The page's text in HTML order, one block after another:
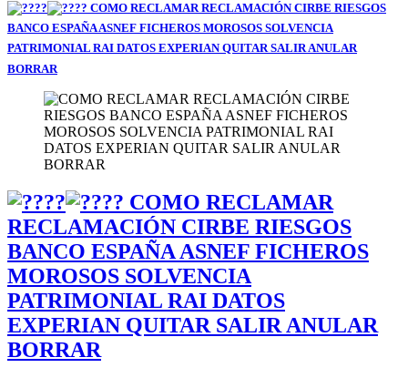
COMO RECLAMAR RECLAMACIÓN CIRBE RIESGOS
BANCO ESPAÑA ASNEF FICHEROS MOROSOS SOLVENCIA
PATRIMONIAL RAI DATOS EXPERIAN QUITAR SALIR ANULAR
BORRAR
COMO RECLAMAR
RECLAMACIÓN CIRBE RIESGOS
BANCO ESPAÑA ASNEF FICHEROS
MOROSOS SOLVENCIA
PATRIMONIAL RAI DATOS
EXPERIAN QUITAR SALIR ANULAR
BORRAR